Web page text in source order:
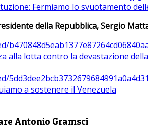
Fermiamo lo svuotamento
della Repubblica, Sergio
alla lotta contro la devastazione
a sostenere il Venezuela
Antonio Gramsci